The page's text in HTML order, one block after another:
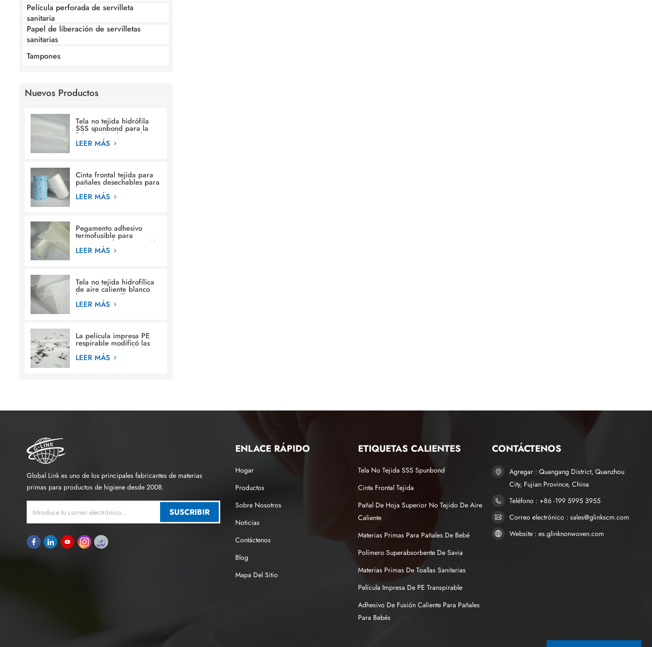
Película perforada de servilleta
sanitaria
Papel de liberación de servilletas
sanitarias
Tampones
Nuevos Productos
Tela no tejida hidrófila
SSS spunbond para la
fabricación de pañales
para bebés
LEER MÁS
Cinta frontal tejida para
pañales desechables para
bebés.
LEER MÁS
Pegamento adhesivo
termofusible para
estructura de construcción
en pañales para bebés
LEER MÁS
Tela no tejida hidrofílica
de aire caliente blanco
liso para servilleta
sanitaria femenina
LEER MÁS
La película impresa PE
respirable modificó las
materias primas de la
película de la hoja
LEER MÁS
Global Link es uno de los principales fabricantes de materias
primas para productos de higiene desde 2008.
SUSCRIBIR
ENLACE RÁPIDO
Hogar
Productos
Sobre Nosotros
Noticias
Contáctenos
Blog
Mapa Del Sitio
ETIQUETAS CALIENTES
Tela No Tejida SSS Spunbond
Cinta Frontal Tejida
Pañal De Hoja Superior No Tejido De Aire
Caliente
Materias Primas Para Pañales De Bebé
Polímero Superabsorbente De Savia
Materias Primas De Toallas Sanitarias
Película Impresa De PE Transpirable
Adhesivo De Fusión Caliente Para Pañales
Para Bebés
CONTÁCTENOS
Agregar : Quangang District, Quanzhou
City, Fujian Province, China
Teléfono : +86 -199 5995 3955
Correo electrónico : sales@glinkscm.com
Website : es.glinknonwoven.com